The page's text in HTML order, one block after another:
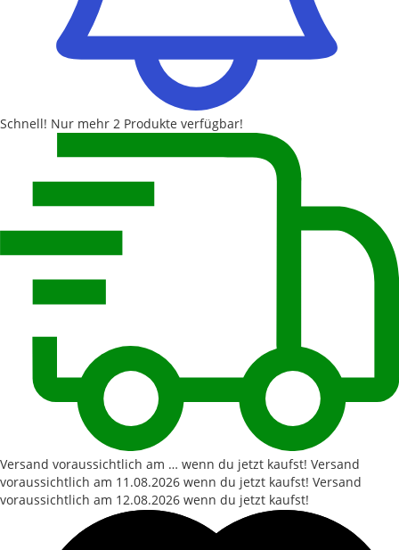
Schnell! Nur mehr 2 Produkte verfügbar!
Versand voraussichtlich am … wenn du jetzt kaufst! Versand
voraussichtlich am 11.08.2026 wenn du jetzt kaufst! Versand
voraussichtlich am 12.08.2026 wenn du jetzt kaufst!